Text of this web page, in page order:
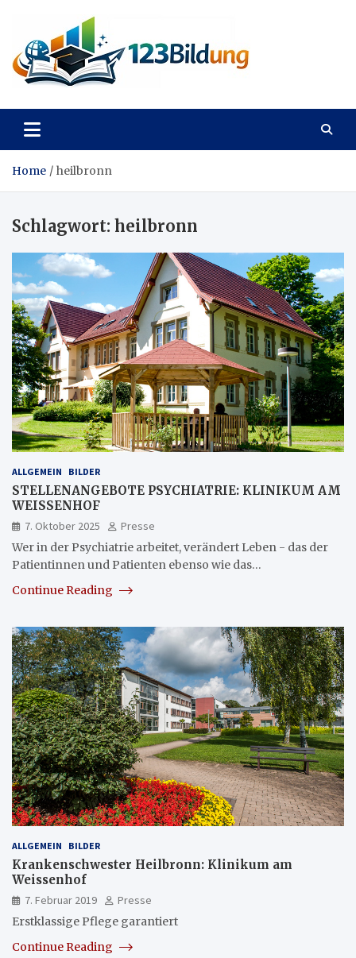
content
123Bildung
Home heilbronn
Schlagwort: heilbronn
ALLGEMEIN BILDER
STELLENANGEBOTE PSYCHIATRIE: KLINIKUM AM
WEISSENHOF
7. Oktober 2025
Presse
Wer in der Psychiatrie arbeitet, verändert Leben - das der
Patientinnen und Patienten ebenso wie das…
Continue Reading
ALLGEMEIN BILDER
Krankenschwester Heilbronn: Klinikum am
Weissenhof
7. Februar 2019
Presse
Erstklassige Pflege garantiert
Continue Reading